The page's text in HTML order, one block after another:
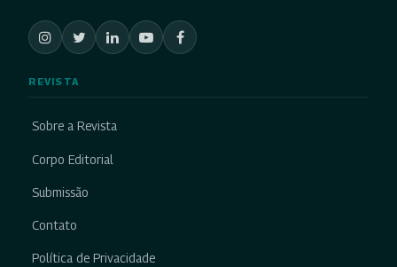
REVISTA
Sobre a Revista
Corpo Editorial
Submissão
Contato
Política de Privacidade